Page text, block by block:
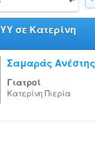
σε Κατερίνη
Σαμαράς Ανέστης
Γιατροί
Κατερίνη Πιερία